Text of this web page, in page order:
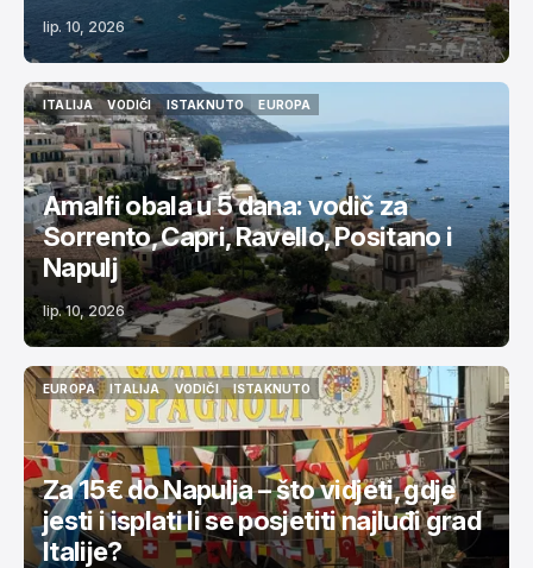
lip. 10, 2026
ITALIJA
ITALIJA
VODIČI
VODIČI
ISTAKNUTO
ISTAKNUTO
EUROPA
EUROPA
Amalfi obala u 5 dana: vodič za
Sorrento, Capri, Ravello, Positano i
Napulj
lip. 10, 2026
EUROPA
EUROPA
ITALIJA
ITALIJA
VODIČI
VODIČI
ISTAKNUTO
ISTAKNUTO
Za 15€ do Napulja – što vidjeti, gdje
jesti i isplati li se posjetiti najluđi grad
Italije?